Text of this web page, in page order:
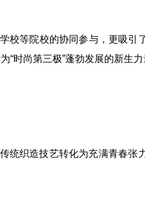
校等院校的协同参与，更吸引
时尚第三极”蓬勃发展的新生力
统织造技艺转化为充满青春张